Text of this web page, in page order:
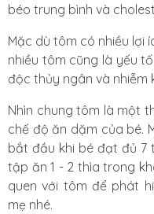
béo trung bình và
Mặc dù tôm có nhiều lợi
nhiều tôm cũng là yếu
độc thủy ngân và nhiễm
Nhìn chung tôm là một
chế độ ăn dặm của bé.
bắt đầu khi bé đạt đủ 7
tập ăn 1 - 2 thìa trong
quen với tôm để phát
mẹ nhé.